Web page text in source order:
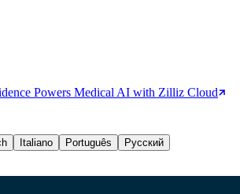
Powers Medical AI with Zilliz Cloud
Italiano Português Русский